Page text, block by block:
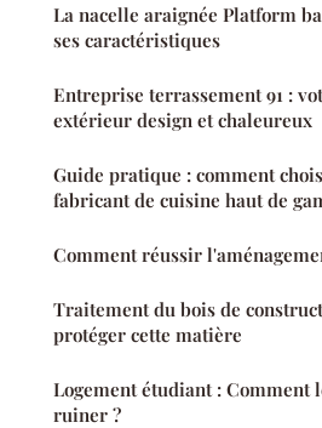
La nacelle araignée Platform
ses caractéristiques
Entreprise terrassement 91 :
extérieur design et chaleureux
Guide pratique : comment
fabricant de cuisine haut de
Comment réussir
Traitement du bois de
protéger cette matière
Logement étudiant : Comment
ruiner ?